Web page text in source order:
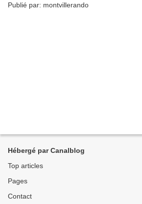
Publié par: montvillerando
Hébergé par Canalblog
Top articles
Pages
Contact